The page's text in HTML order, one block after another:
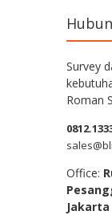
Survey
Roman
Office: